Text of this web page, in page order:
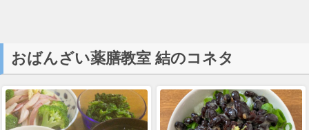
おばんざい薬膳教室 結のコネタ